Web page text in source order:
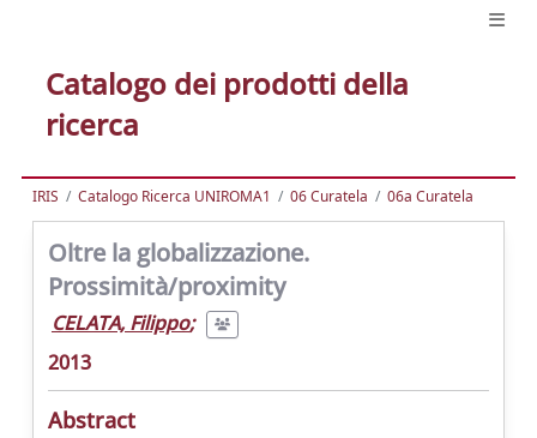
Catalogo dei prodotti della
ricerca
IRIS Catalogo Ricerca UNIROMA1 06 Curatela 06a Curatela
Oltre la globalizzazione.
Prossimità/proximity
CELATA, Filippo;
2013
Abstract